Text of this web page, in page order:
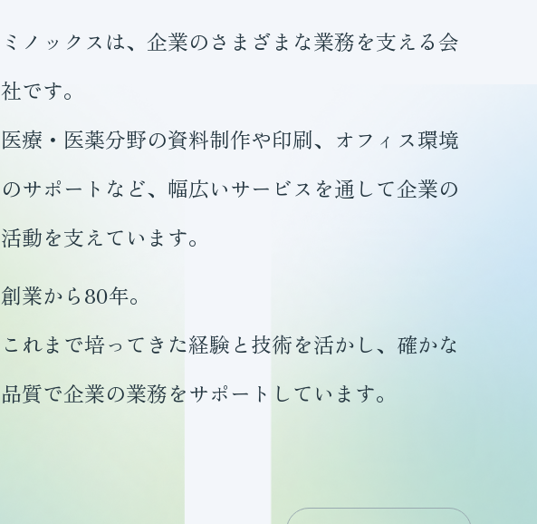
ミノックスは、企業のさまざまな業務を支える会
社です。
医療・医薬分野の資料制作や印刷、オフィス環境
のサポートなど、幅広いサービスを通して企業の
活動を支えています。
創業から80年。
これまで培ってきた経験と技術を活かし、確かな
品質で企業の業務をサポートしています。